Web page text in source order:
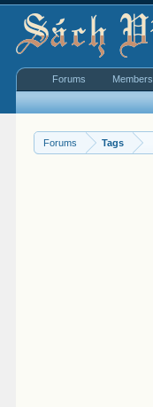
Forums Tags
Forums Members